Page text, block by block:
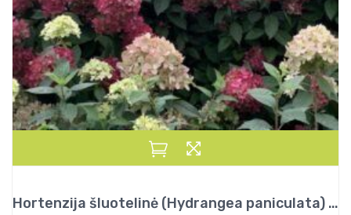
Hortenzija šluotelinė (Hydrangea paniculata) „Bonfire”